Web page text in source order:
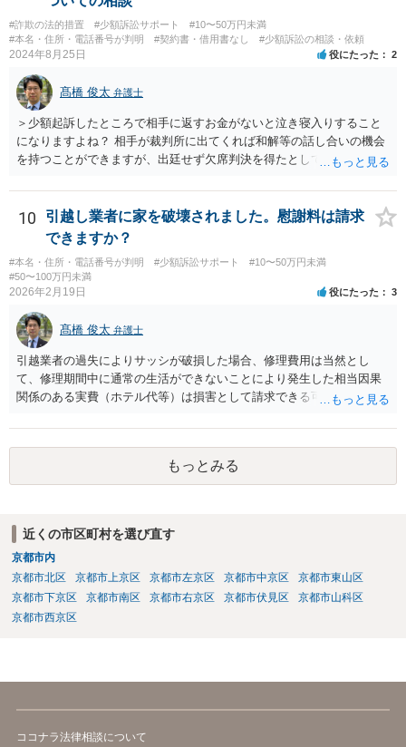
#詐欺の法的措置 #少額訴訟サポート
#10〜50万円未満
#本名・住所・電話番号が判明
#契約書・借用書なし #少額訴訟の相談・依頼
2024年8月25日 役にたった 2
髙橋 俊太 弁護士
＞少額起訴したところで相手に返すお金がないと泣き寝入りすること
になりますよね？ 相手が裁判所に出てくれば和解等の話し合いの機会
を持つことができますが、出廷せず欠席判決を得たとしても、執行段
にお願いして赤字になりますか？ 契約内容等によりますので一概には
言えませんが、上記のように回収が難しくなってしまう可能性もある
ので、弁護士費用が無駄になってしまうリスクはあるでしょう。 ＞相
手が嘘をついてお金を借りてるのは詐欺罪にはならないんですか？ ＞
詐欺になる可能性があって、被害者が何人かいてもそれだけだと警察
は動いてくれないんでしょうか？ 貴方に対して虚偽の事実を述べて借
生じるでしょうし、同一の手口による複数の被害者が他にもいること
が明白であれば、警察は動く可能性が高いです。
10
引越し業者に家を破壊されました。慰謝料は請求
できますか？
#本名・住所・電話番号が判明 #少額訴訟サポート
#10〜50万円未満
#50〜100万円未満
2026年2月19日 役にたった 3
髙橋 俊太 弁護士
引越業者の過失によりサッシが破損した場合、修理費用は当然とし
て、修理期間中に通常の生活ができないことにより発生した相当因果
関係のある実費（ホテル代等）は損害として請求できる可能性があり
められにくく、「迷惑料」は法的には認容されにくい傾向です。ただ
し、新築直後で生活に重大な支障が生じる場合などは、交渉上、解決
金として一定額が上乗せされることはあり得るでしょう。まずは実費
の補償を明確に求めることが重要です。
もっとみる
近くの市区町村を選び直す
京都市内
京都市北区
京都市上京区 京都市左京区 京都市中京区
京都市東山区
京都市下京区
京都市南区 京都市右京区 京都市伏見区
京都市山科区
京都市西京区
ココナラ法律相談について